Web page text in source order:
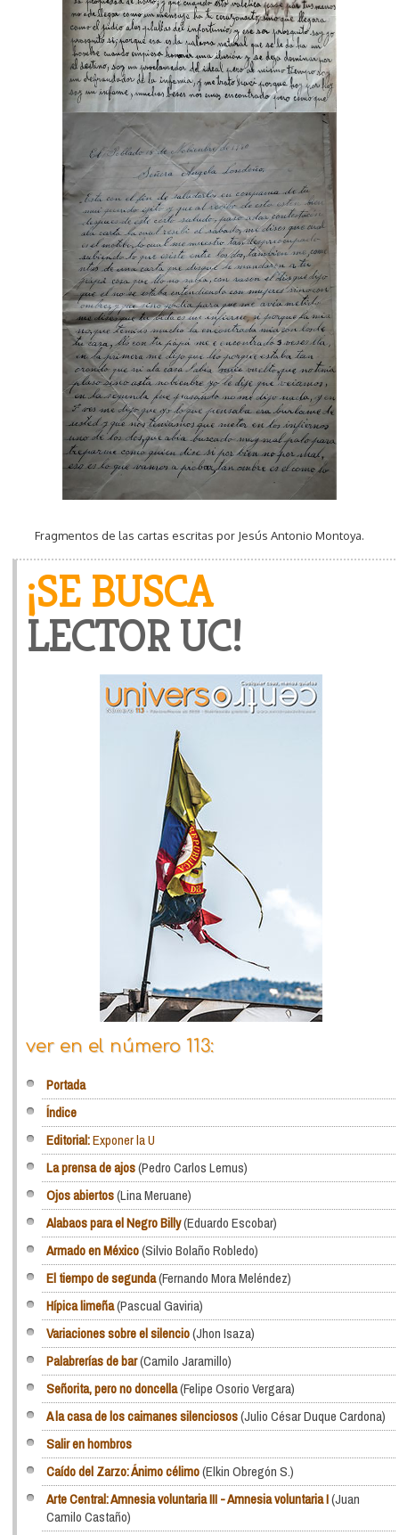
Fragmentos de las cartas escritas por Jesús Antonio Montoya.
¡SE BUSCA
LECTOR UC!
ver en el número 113:
Portada
Índice
Editorial:Exponer la U
La prensa de ajos(Pedro Carlos Lemus)
Ojos abiertos(Lina Meruane)
Alabaos para el Negro Billy(Eduardo Escobar)
Armado en México(Silvio Bolaño Robledo)
El tiempo de segunda(Fernando Mora Meléndez)
Hípica limeña(Pascual Gaviria)
Variaciones sobre el silencio(Jhon Isaza)
Palabrerías de bar(Camilo Jaramillo)
Señorita, pero no doncella(Felipe Osorio Vergara)
A la casa de los caimanes silenciosos(Julio César Duque Cardona)
Salir en hombros
Caído del Zarzo: Ánimo célimo(Elkin Obregón S.)
Arte Central: Amnesia voluntaria III - Amnesia voluntaria I(Juan
Camilo Castaño)